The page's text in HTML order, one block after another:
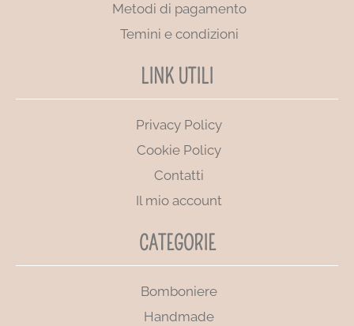
Metodi di pagamento
Temini e condizioni
LINK UTILI
Privacy Policy
Cookie Policy
Contatti
Il mio account
CATEGORIE
Bomboniere
Handmade